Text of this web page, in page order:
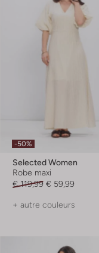
-50%
Selected Women
Robe maxi
€ 119,99 € 59,99
+ autre couleurs